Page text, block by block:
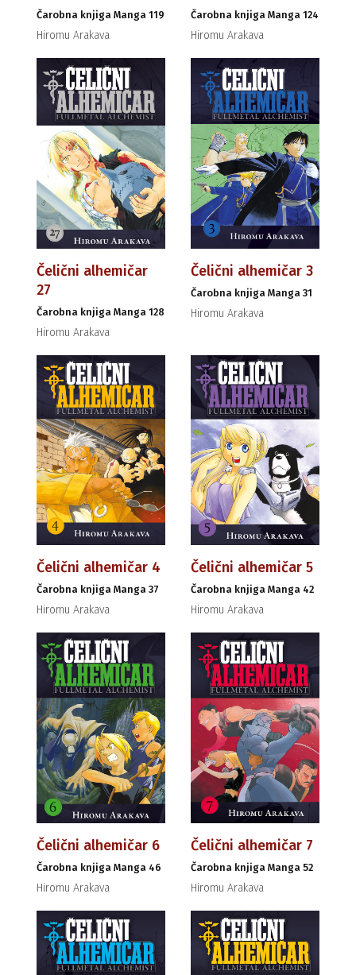
Čarobna knjiga Manga 119
Hiromu Arakava
Čarobna knjiga Manga 124
Hiromu Arakava
Čelični alhemičar
27
Čarobna knjiga Manga 128
Hiromu Arakava
Čelični alhemičar 3
Čarobna knjiga Manga 31
Hiromu Arakava
Čelični alhemičar 4
Čarobna knjiga Manga 37
Hiromu Arakava
Čelični alhemičar 5
Čarobna knjiga Manga 42
Hiromu Arakava
Čelični alhemičar 6
Čarobna knjiga Manga 46
Hiromu Arakava
Čelični alhemičar 7
Čarobna knjiga Manga 52
Hiromu Arakava